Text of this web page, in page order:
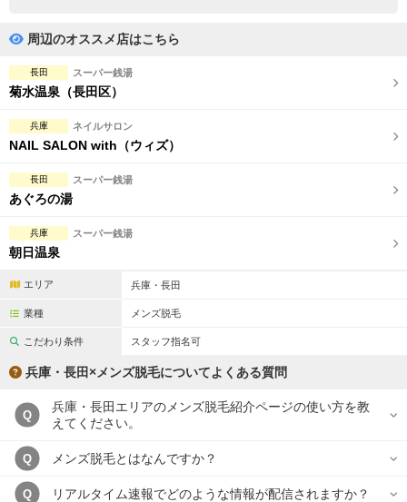
ペアルームあり
フットバスあり
日本人スタッフのみ
スタッフ指名可
周辺のオススメ店はこちら
長田 スーパー銭湯
菊水温泉（長田区）
兵庫 ネイルサロン
NAIL SALON with（ウィズ）
長田 スーパー銭湯
あぐろの湯
兵庫 スーパー銭湯
朝日温泉
エリア 兵庫・長田
業種 メンズ脱毛
こだわり条件 スタッフ指名可
兵庫・長田×メンズ脱毛についてよくある質問
Q
兵庫・長田エリアのメンズ脱毛紹介ページの使い方を教
えてください。
Q メンズ脱毛とはなんですか？
Q リアルタイム速報でどのような情報が配信されますか？